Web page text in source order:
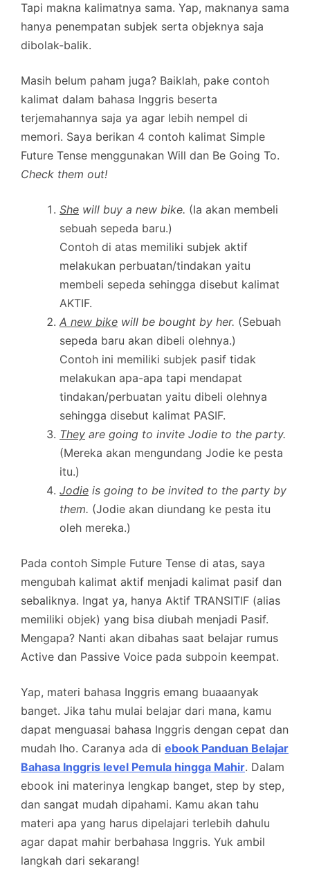
Tapi makna kalimatnya sama. Yap, maknanya sama
hanya penempatan subjek serta objeknya saja
dibolak-balik.
Masih belum paham juga? Baiklah, pake contoh
kalimat dalam bahasa Inggris beserta
terjemahannya saja ya agar lebih nempel di
memori. Saya berikan 4 contoh kalimat Simple
Future Tense menggunakan Will dan Be Going To.
Check them out!
She will buy a new bike. (Ia akan membeli
sebuah sepeda baru.)
Contoh di atas memiliki subjek aktif
melakukan perbuatan/tindakan yaitu
membeli sepeda sehingga disebut kalimat
AKTIF.
A new bike will be bought by her. (Sebuah
sepeda baru akan dibeli olehnya.)
Contoh ini memiliki subjek pasif tidak
melakukan apa-apa tapi mendapat
tindakan/perbuatan yaitu dibeli olehnya
sehingga disebut kalimat PASIF.
They are going to invite Jodie to the party.
(Mereka akan mengundang Jodie ke pesta
itu.)
Jodie is going to be invited to the party by
them. (Jodie akan diundang ke pesta itu
oleh mereka.)
Pada contoh Simple Future Tense di atas, saya
mengubah kalimat aktif menjadi kalimat pasif dan
sebaliknya. Ingat ya, hanya Aktif TRANSITIF (alias
memiliki objek) yang bisa diubah menjadi Pasif.
Mengapa? Nanti akan dibahas saat belajar rumus
Active dan Passive Voice pada subpoin keempat.
Yap, materi bahasa Inggris emang buaaanyak
banget. Jika tahu mulai belajar dari mana, kamu
dapat menguasai bahasa Inggris dengan cepat dan
mudah lho. Caranya ada di ebook Panduan Belajar
Bahasa Inggris level Pemula hingga Mahir. Dalam
ebook ini materinya lengkap banget, step by step,
dan sangat mudah dipahami. Kamu akan tahu
materi apa yang harus dipelajari terlebih dahulu
agar dapat mahir berbahasa Inggris. Yuk ambil
langkah dari sekarang!